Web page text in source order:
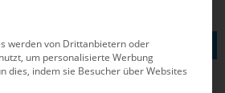
werden von Drittanbietern oder
um personalisierte Werbung
dies, indem sie Besucher über Websites